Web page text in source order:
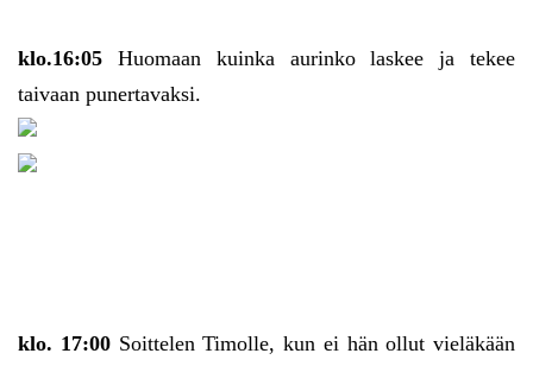
klo.16:05 Huomaan kuinka aurinko laskee ja tekee
taivaan punertavaksi.
klo. 17:00Soittelen Timolle, kun ei hän ollut vieläkään